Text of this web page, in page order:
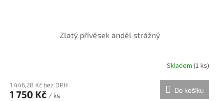
Zlatý přívěsek anděl strážný
Skladem (1 ks)
1 446,28 Kč bez DPH
1 750 Kč / ks
Do košíku